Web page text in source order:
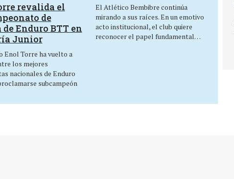
revalida el
de
de Enduro BTT en
Junior
Enol Torre ha vuelto a
los mejores
nacionales de Enduro
subcampeón
El Atlético Bembibre continúa
mirando a sus raíces. En un emotivo
acto institucional, el club quiere
reconocer el papel fundamental…